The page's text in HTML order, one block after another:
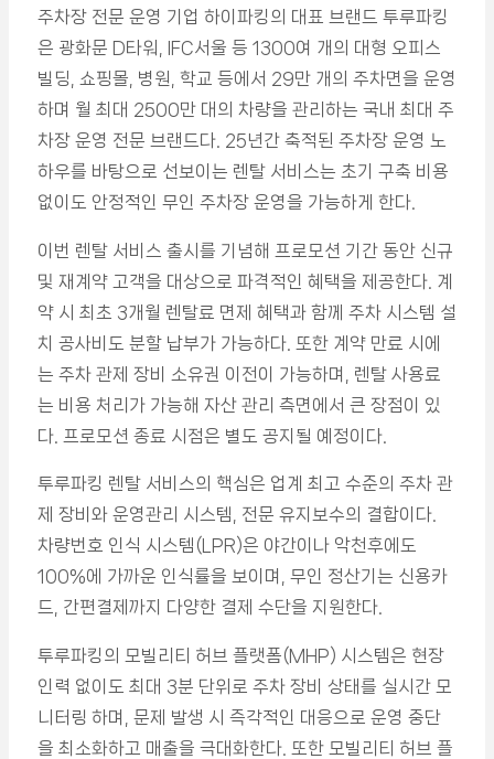
주차장 전문 운영 기업 하이파킹의 대표 브랜드 투루파킹
은 광화문 D타워, IFC서울 등 1300여 개의 대형 오피스
빌딩, 쇼핑몰, 병원, 학교 등에서 29만 개의 주차면을 운영
하며 월 최대 2500만 대의 차량을 관리하는 국내 최대 주
차장 운영 전문 브랜드다. 25년간 축적된 주차장 운영 노
하우를 바탕으로 선보이는 렌탈 서비스는 초기 구축 비용
없이도 안정적인 무인 주차장 운영을 가능하게 한다.
이번 렌탈 서비스 출시를 기념해 프로모션 기간 동안 신규
및 재계약 고객을 대상으로 파격적인 혜택을 제공한다. 계
약 시 최초 3개월 렌탈료 면제 혜택과 함께 주차 시스템 설
치 공사비도 분할 납부가 가능하다. 또한 계약 만료 시에
는 주차 관제 장비 소유권 이전이 가능하며, 렌탈 사용료
는 비용 처리가 가능해 자산 관리 측면에서 큰 장점이 있
다. 프로모션 종료 시점은 별도 공지될 예정이다.
투루파킹 렌탈 서비스의 핵심은 업계 최고 수준의 주차 관
제 장비와 운영관리 시스템, 전문 유지보수의 결합이다.
차량번호 인식 시스템(LPR)은 야간이나 악천후에도
100%에 가까운 인식률을 보이며, 무인 정산기는 신용카
드, 간편결제까지 다양한 결제 수단을 지원한다.
투루파킹의 모빌리티 허브 플랫폼(MHP) 시스템은 현장
인력 없이도 최대 3분 단위로 주차 장비 상태를 실시간 모
니터링 하며, 문제 발생 시 즉각적인 대응으로 운영 중단
을 최소화하고 매출을 극대화한다. 또한 모빌리티 허브 플